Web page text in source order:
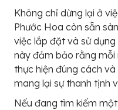
Không chỉ dừng lại ở
Phước Hoa còn sẵn
việc lắp đặt và sử
này đảm bảo rằng mỗi
thực hiện đúng cách
mang lại sự thanh tịnh
Nếu đang tìm kiếm